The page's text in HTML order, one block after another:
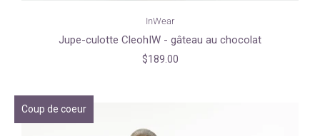
InWear
Jupe-culotte CleohIW - gâteau au chocolat
$189.00
Coup de coeur